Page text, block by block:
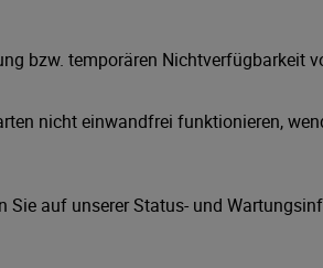
bzw. temporären Nichtverfügbarkeit
nicht einwandfrei funktionieren,
Sie auf unserer Status- und